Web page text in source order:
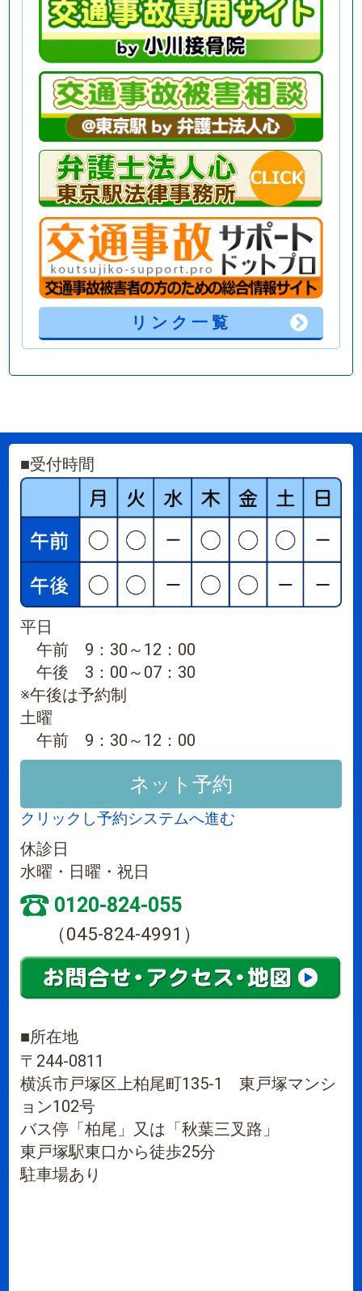
リンク一覧
■受付時間
平日
午前 9：30～12：00
午後 3：00～07：30
※午後は予約制
土曜
午前 9：30～12：00
ネット予約
クリックし予約システムへ進む
休診日
水曜・日曜・祝日
0120-824-055
（045-824-4991）
■所在地
〒244-0811
横浜市戸塚区上柏尾町135-1 東戸塚マンシ
ョン102号
バス停「柏尾」又は「秋葉三叉路」
東戸塚駅東口から徒歩25分
駐車場あり